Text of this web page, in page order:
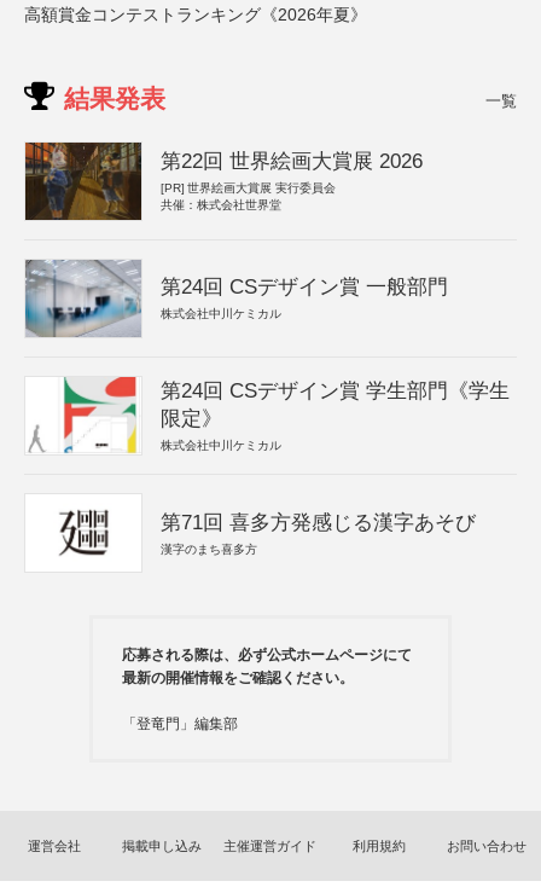
高額賞金コンテストランキング《2026年夏》
結果発表 一覧
第22回 世界絵画大賞展 2026
[PR] 世界絵画大賞展 実行委員会
共催：株式会社世界堂
第24回 CSデザイン賞 一般部門
株式会社中川ケミカル
第24回 CSデザイン賞 学生部門《学生
限定》
株式会社中川ケミカル
第71回 喜多方発感じる漢字あそび
漢字のまち喜多方
応募される際は、必ず公式ホームページにて
最新の開催情報をご確認ください。
「登竜門」編集部
運営会社 掲載申し込み 主催運営ガイド 利用規約 お問い合わせ